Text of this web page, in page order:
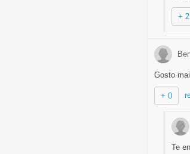
+ 2
Gosto
+ 0
Te